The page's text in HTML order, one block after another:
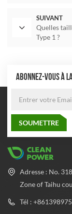
SUIVANT
Quelles
Type 1 ?
ABONNEZ-VOUS À
Adresse : No.
Zone of Taihu
Tél :